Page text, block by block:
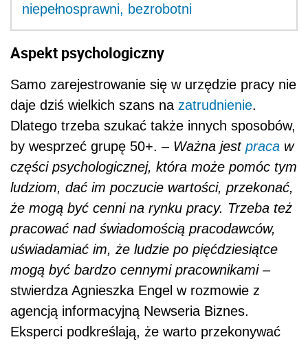
niepełnosprawni, bezrobotni
Aspekt psychologiczny
Samo zarejestrowanie się w urzędzie pracy nie
daje dziś wielkich szans na zatrudnienie.
Dlatego trzeba szukać także innych sposobów,
by wesprzeć grupę 50+. – Ważna jest praca w
części psychologicznej, która może pomóc tym
ludziom, dać im poczucie wartości, przekonać,
że mogą być cenni na rynku pracy. Trzeba też
pracować nad świadomością pracodawców,
uświadamiać im, że ludzie po pięćdziesiątce
mogą być bardzo cennymi pracownikami –
stwierdza Agnieszka Engel w rozmowie z
agencją informacyjną Newseria Biznes.
Eksperci podkreślają, że warto przekonywać